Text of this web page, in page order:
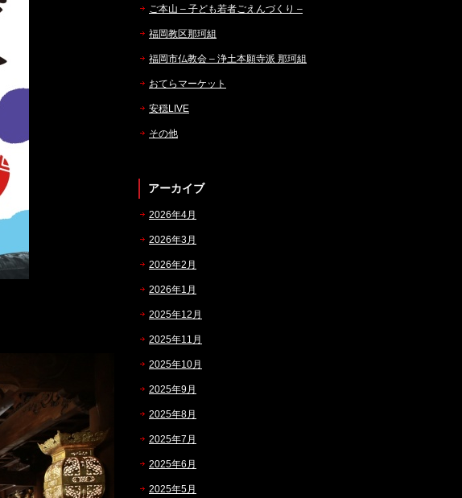
ご本山 – 子ども若者ごえんづくり –
福岡教区那珂組
福岡市仏教会 – 浄土本願寺派 那珂組
おてらマーケット
安穏LIVE
その他
アーカイブ
2026年4月
2026年3月
2026年2月
2026年1月
2025年12月
2025年11月
2025年10月
2025年9月
2025年8月
2025年7月
2025年6月
2025年5月